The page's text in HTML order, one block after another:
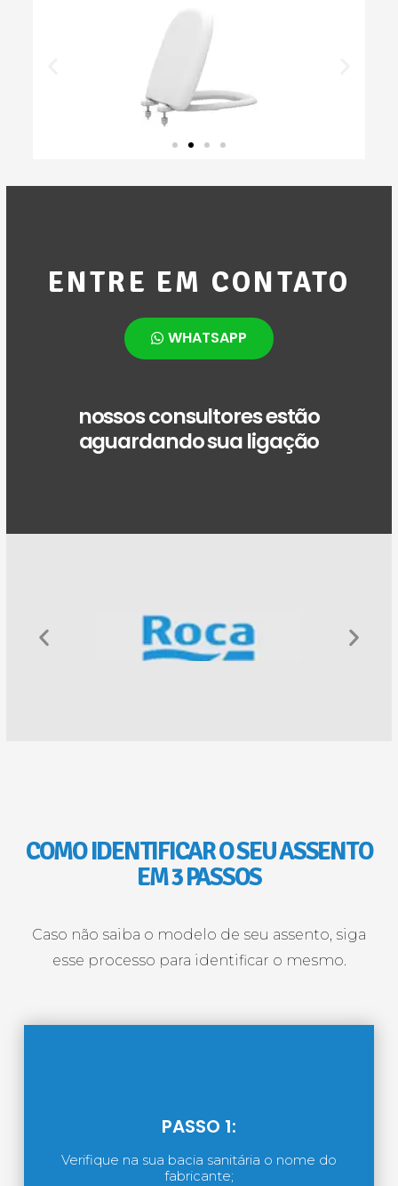
ENTRE EM CONTATO
WHATSAPP
nossos consultores estão
aguardando sua ligação
COMO IDENTIFICAR O SEU ASSENTO
EM 3 PASSOS
Caso não saiba o modelo de seu assento, siga
esse processo para identificar o mesmo.
PASSO 1:
Verifique na sua bacia sanitária o nome do
fabricante;